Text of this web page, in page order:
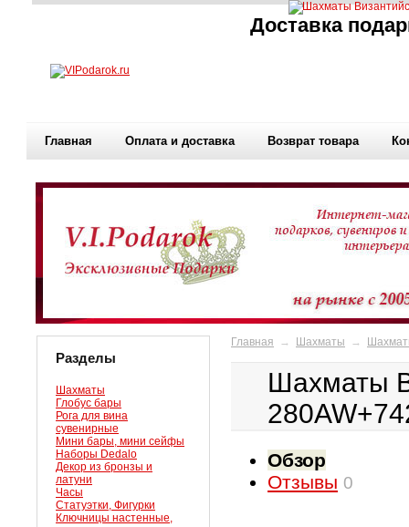
Доставка
Главная Оплата и доставка Возврат товара
Разделы
Шахматы
Глобус бары
Рога для вина
сувенирные
Мини бары, мини сейфы
Наборы Dedalo
Декор из бронзы и
латуни
Часы
Статуэтки, Фигурки
Ключницы настенные,
Главная → Шахматы →
Шахматы
Обзор
Отзывы 0